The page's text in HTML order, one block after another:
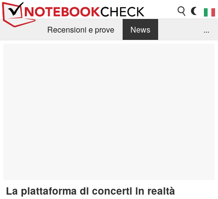
Recensioni e prove
News
...
La piattaforma di concerti in realtà